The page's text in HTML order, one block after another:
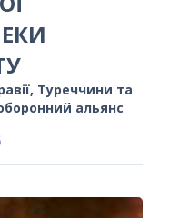
Туреччини та
альянс